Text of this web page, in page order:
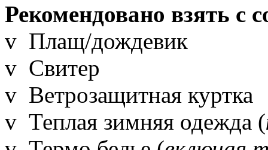
Рекомендовано взять с
v Плащ/дождевик
v Свитер
v Ветрозащитная куртка
v Теплая зимняя одежда (